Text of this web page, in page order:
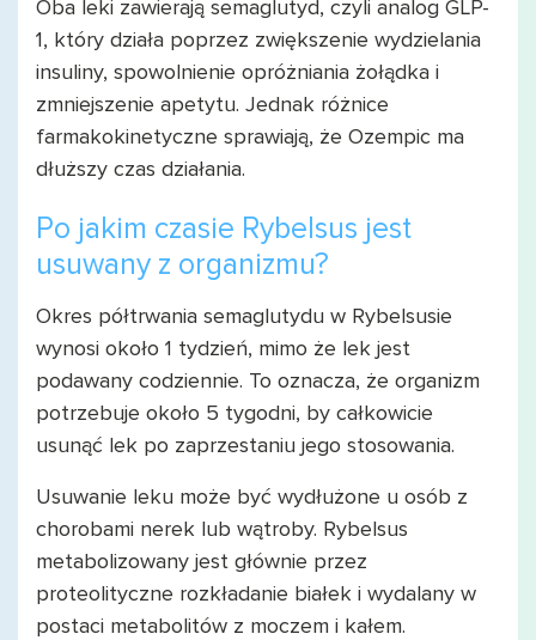
Oba leki zawierają semaglutyd, czyli analog GLP-
1, który działa poprzez zwiększenie wydzielania
insuliny, spowolnienie opróżniania żołądka i
zmniejszenie apetytu. Jednak różnice
farmakokinetyczne sprawiają, że Ozempic ma
dłuższy czas działania.
Po jakim czasie Rybelsus jest
usuwany z organizmu?
Okres półtrwania semaglutydu w Rybelsusie
wynosi około 1 tydzień, mimo że lek jest
podawany codziennie. To oznacza, że organizm
potrzebuje około 5 tygodni, by całkowicie
usunąć lek po zaprzestaniu jego stosowania.
Usuwanie leku może być wydłużone u osób z
chorobami nerek lub wątroby. Rybelsus
metabolizowany jest głównie przez
proteolityczne rozkładanie białek i wydalany w
postaci metabolitów z moczem i kałem.